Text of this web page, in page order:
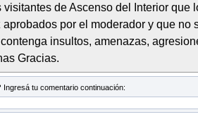
visitantes de Ascenso del Interior que
por el moderador y que no
insultos, amenazas,
Gracias.
Ingresá tu comentario continuación: